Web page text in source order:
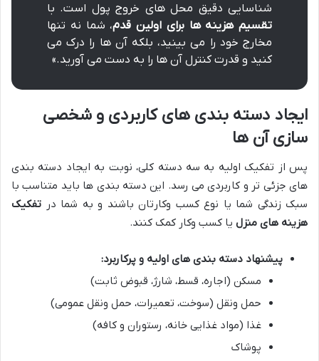
شناسایی دقیق محل های خروج پول است. با
تقسیم هزینه ها برای اولین قدم، شما نه تنها
مخارج خود را می بینید، بلکه آن ها را درک می
کنید و قدرت کنترل آن ها را به دست می آورید.»
ایجاد دسته بندی های کاربردی و شخصی
سازی آن ها
پس از تفکیک اولیه به سه دسته کلی، نوبت به ایجاد دسته بندی
های جزئی تر و کاربردی می رسد. این دسته بندی ها باید متناسب با
سبک زندگی شما یا نوع کسب وکارتان باشند و به شما در تفکیک
هزینه های منزل یا کسب وکار کمک کنند.
پیشنهاد دسته بندی های اولیه و پرکاربرد:
مسکن (اجاره، قسط، شارژ، قبوض ثابت)
حمل ونقل (سوخت، تعمیرات، حمل ونقل عمومی)
غذا (مواد غذایی خانه، رستوران و کافه)
پوشاک